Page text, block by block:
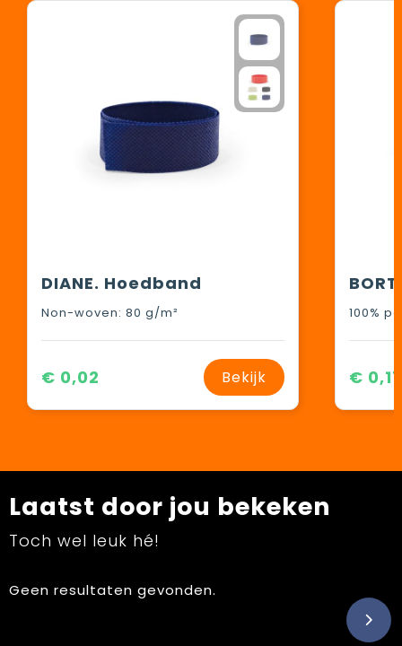
DIANE. Hoedband
Non-woven: 80 g/m²
€ 0,02 Bekijk
100%
€ 0,17
Laatst door jou bekeken
Toch wel leuk hé!
Geen resultaten gevonden.